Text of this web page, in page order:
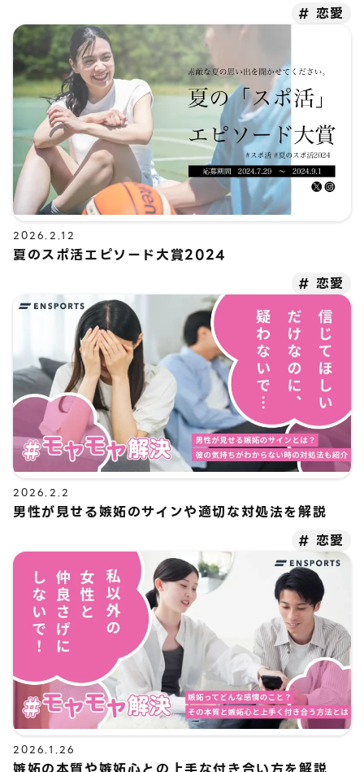
恋愛
2026.2.12
夏のスポ活エピソード大賞2024
恋愛
2026.2.2
男性が見せる嫉妬のサインや適切な対処法を解説
恋愛
2026.1.26